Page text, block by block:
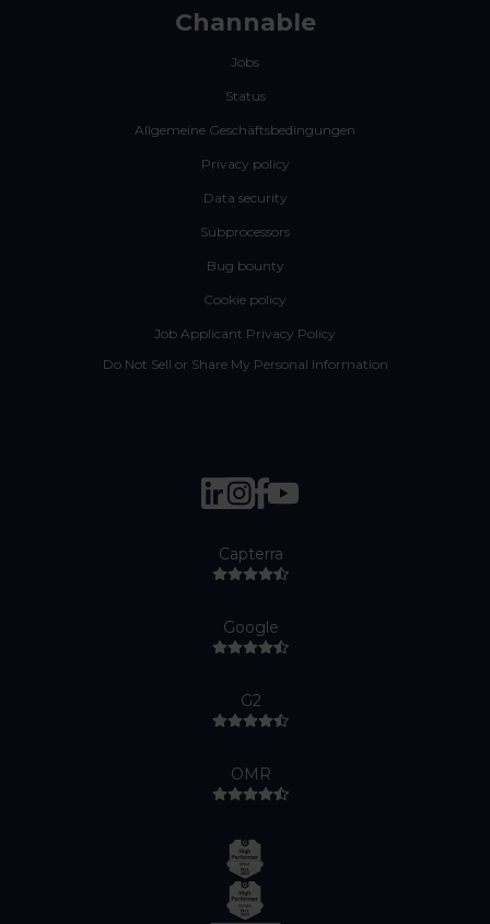
Channable
Jobs
Status
Allgemeine Geschäftsbedingungen
Privacy policy
Data security
Subprocessors
Bug bounty
Cookie policy
Job Applicant Privacy Policy
Do Not Sell or Share My Personal Information
Capterra
Google
G2
OMR